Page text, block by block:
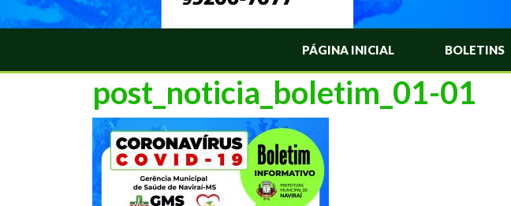
PÁGINA INICIAL BOLETINS
post_noticia_boletim_01-01